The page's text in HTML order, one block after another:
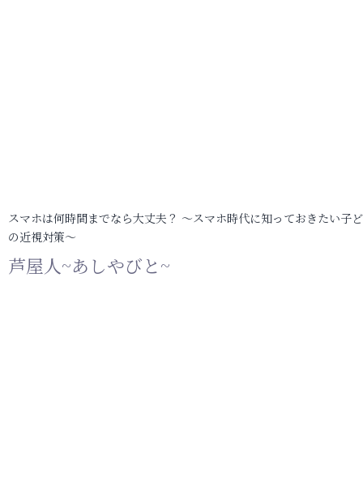
スマホは何時間までなら大丈夫？ ～スマホ時代に知っておきたい子
の近視対策～
芦屋人~あしやびと~